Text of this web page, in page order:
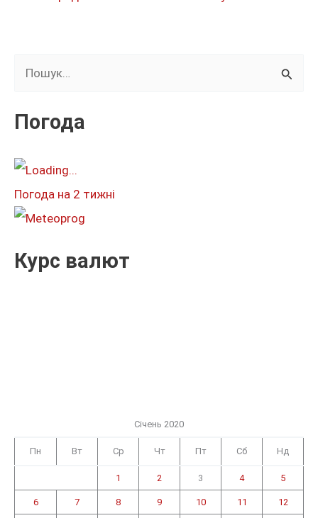
к
т
:
Погода
Погода на 2 тижні
Курс валют
Січень 2020
Пн Вт Ср Чт Пт Сб Нд
1 2 3 4 5
6 7 8 9 10 11 12